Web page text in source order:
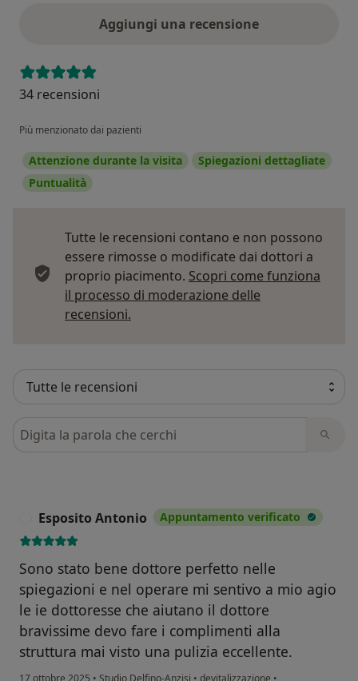
Aggiungi una recensione
34 recensioni
Più menzionato dai pazienti
Attenzione durante la visita
Spiegazioni dettagliate
Puntualità
Tutte le recensioni contano e non possono
essere rimosse o modificate dai dottori a
proprio piacimento. Scopri come funziona
il processo di moderazione delle
recensioni.
Cerca nelle recensioni
Esposito Antonio Appuntamento verificato
Sono stato bene dottore perfetto nelle
spiegazioni e nel operare mi sentivo a mio agio
le ie dottoresse che aiutano il dottore
bravissime devo fare i complimenti alla
struttura mai visto una pulizia eccellente.